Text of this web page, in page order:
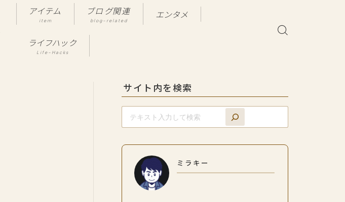
アイテム
item
ブログ関連
blog-related
エンタメ
ライフハック
Life-Hacks
サイト内を検索
ミラキー